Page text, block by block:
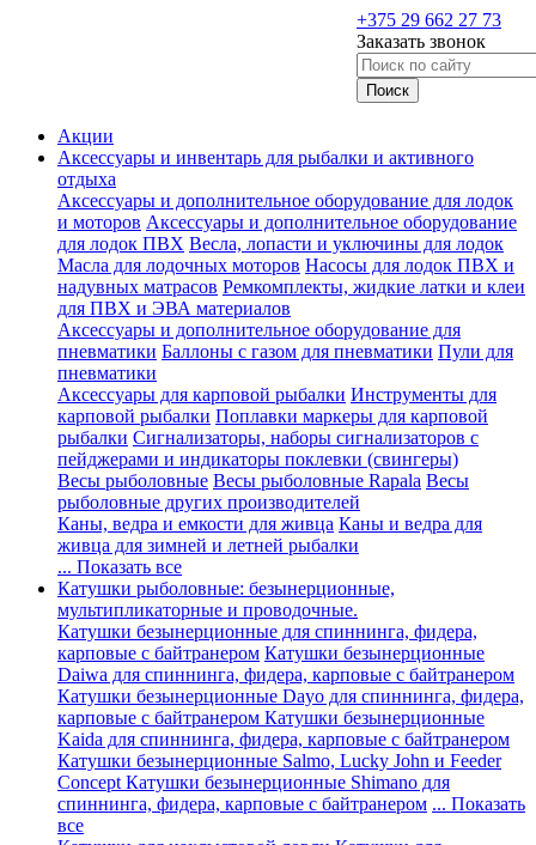
+375 29 662 27 73
Заказать звонок
Акции
Аксессуары и инвентарь для рыбалки и активного
отдыха
Аксессуары и дополнительное оборудование для лодок
и моторов Аксессуары и дополнительное оборудование
для лодок ПВХ Весла, лопасти и уключины для лодок
Масла для лодочных моторов Насосы для лодок ПВХ и
надувных матрасов Ремкомплекты, жидкие латки и клеи
для ПВХ и ЭВА материалов
Аксессуары и дополнительное оборудование для
пневматики Баллоны с газом для пневматики Пули для
пневматики
Аксессуары для карповой рыбалки Инструменты для
карповой рыбалки Поплавки маркеры для карповой
рыбалки Сигнализаторы, наборы сигнализаторов с
пейджерами и индикаторы поклевки (свингеры)
Весы рыболовные Весы рыболовные Rapala Весы
рыболовные других производителей
Каны, ведра и емкости для живца Каны и ведра для
живца для зимней и летней рыбалки
... Показать все
Катушки рыболовные: безынерционные,
мультипликаторные и проводочные.
Катушки безынерционные для спиннинга, фидера,
карповые с байтранером Катушки безынерционные
Daiwa для спиннинга, фидера, карповые с байтранером
Катушки безынерционные Dayo для спиннинга, фидера,
карповые с байтранером Катушки безынерционные
Kaida для спиннинга, фидера, карповые с байтранером
Катушки безынерционные Salmo, Lucky John и Feeder
Concept Катушки безынерционные Shimano для
спиннинга, фидера, карповые с байтранером ... Показать
все